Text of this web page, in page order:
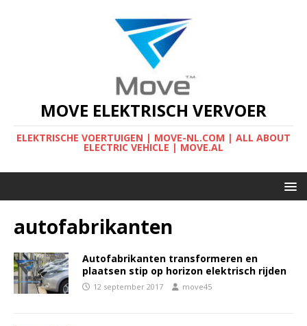
MOVE ELEKTRISCH VERVOER
ELEKTRISCHE VOERTUIGEN | MOVE-NL.COM | ALL ABOUT
ELECTRIC VEHICLE | MOVE.AL
autofabrikanten
Autofabrikanten transformeren en
plaatsen stip op horizon elektrisch rijden
12 september 2017 move45